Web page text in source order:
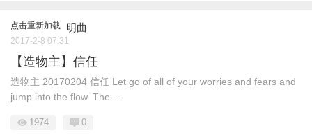
点击重新加载 明曲
2017-2-8 07:31
【造物主】信任
造物主 20170204 信任 Let go of all of your worries and fears and
jump into the flow. The ...
1974 0